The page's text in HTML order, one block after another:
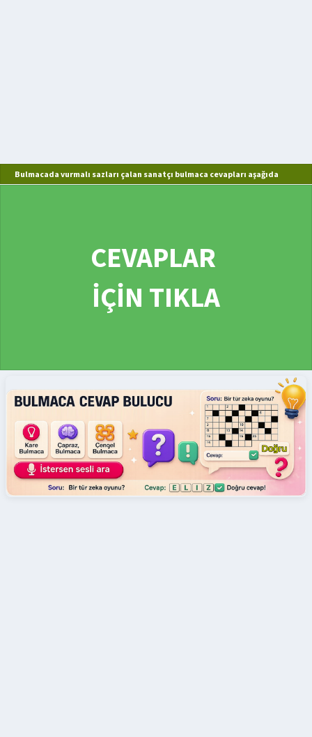
Bulmacada vurmalı sazları çalan sanatçı bulmaca cevapları aşağıda
CEVAPLAR
İÇİN TIKLA